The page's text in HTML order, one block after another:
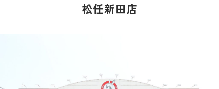
松任新田店